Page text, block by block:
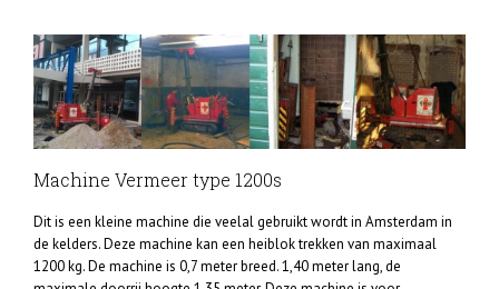
Machine Vermeer type 1200s
Dit is een kleine machine die veelal gebruikt wordt in Amsterdam in
de kelders. Deze machine kan een heiblok trekken van maximaal
1200 kg. De machine is 0,7 meter breed. 1,40 meter lang, de